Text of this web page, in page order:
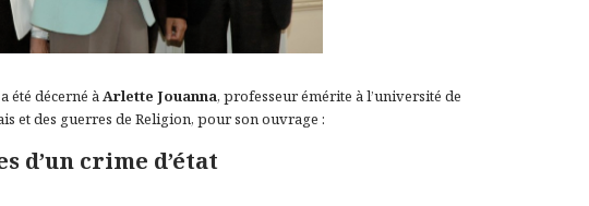
été décerné àArlette Jouanna, professeur émérite à l’université de
et des guerres de Religion, pour son ouvrage :
d’un crime d’état